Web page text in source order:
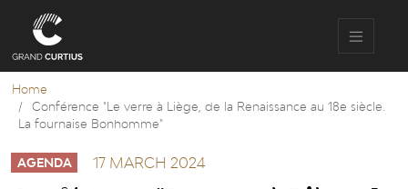
content
Home
Conférence "Le verre à Liège, de la Renaissance au 18e siècle.
La fournaise Bonhomme"
AGENDA 17 MARCH 2024